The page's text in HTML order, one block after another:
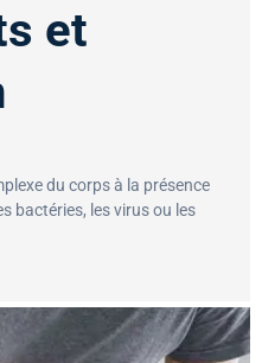
et
du corps à la présence
bactéries, les virus ou les